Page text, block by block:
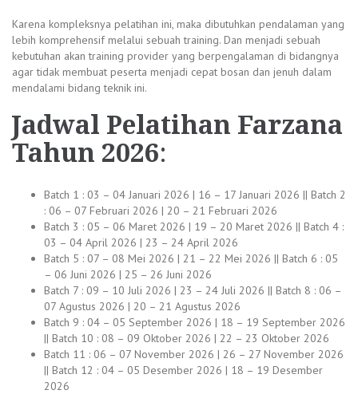
Karena kompleksnya pelatihan ini, maka dibutuhkan pendalaman yang
lebih komprehensif melalui sebuah training. Dan menjadi sebuah
kebutuhan akan training provider yang berpengalaman di bidangnya
agar tidak membuat peserta menjadi cepat bosan dan jenuh dalam
mendalami bidang teknik ini.
Jadwal Pelatihan Farzana
Tahun 2026:
Batch 1 : 03 – 04 Januari 2026 | 16 – 17 Januari 2026 || Batch 2
: 06 – 07 Februari 2026 | 20 – 21 Februari 2026
Batch 3 : 05 – 06 Maret 2026 | 19 – 20 Maret 2026 || Batch 4 :
03 – 04 April 2026 | 23 – 24 April 2026
Batch 5 : 07 – 08 Mei 2026 | 21 – 22 Mei 2026 || Batch 6 : 05
– 06 Juni 2026 | 25 – 26 Juni 2026
Batch 7 : 09 – 10 Juli 2026 | 23 – 24 Juli 2026 || Batch 8 : 06 –
07 Agustus 2026 | 20 – 21 Agustus 2026
Batch 9 : 04 – 05 September 2026 | 18 – 19 September 2026
|| Batch 10 : 08 – 09 Oktober 2026 | 22 – 23 Oktober 2026
Batch 11 : 06 – 07 November 2026 | 26 – 27 November 2026
|| Batch 12 : 04 – 05 Desember 2026 | 18 – 19 Desember
2026